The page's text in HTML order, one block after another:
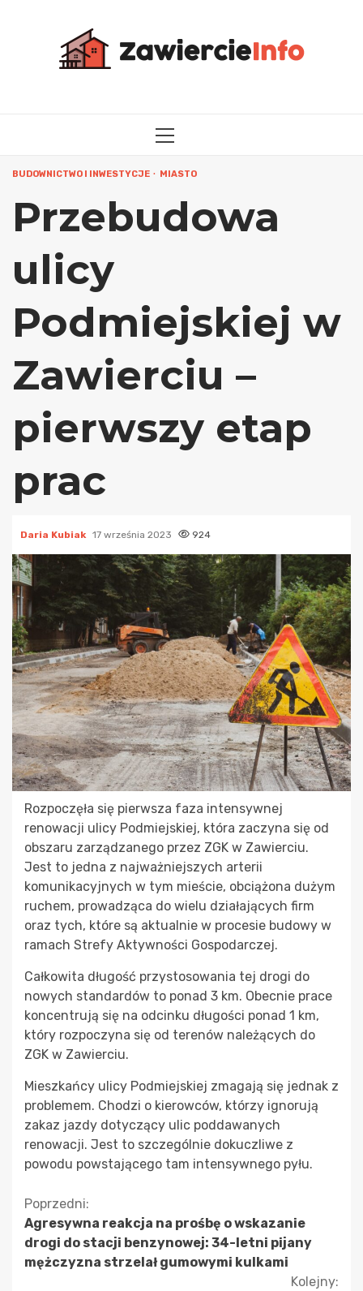
MENU
BUDOWNICTWO I INWESTYCJE MIASTO
Przebudowa
ulicy
Podmiejskiej w
Zawierciu –
pierwszy etap
prac
Daria Kubiak 17 września 2023 924
Rozpoczęła się pierwsza faza intensywnej
renowacji ulicy Podmiejskiej, która zaczyna się od
obszaru zarządzanego przez ZGK w Zawierciu.
Jest to jedna z najważniejszych arterii
komunikacyjnych w tym mieście, obciążona dużym
ruchem, prowadząca do wielu działających firm
oraz tych, które są aktualnie w procesie budowy w
ramach Strefy Aktywności Gospodarczej.
Całkowita długość przystosowania tej drogi do
nowych standardów to ponad 3 km. Obecnie prace
koncentrują się na odcinku długości ponad 1 km,
który rozpoczyna się od terenów należących do
ZGK w Zawierciu.
Mieszkańcy ulicy Podmiejskiej zmagają się jednak z
problemem. Chodzi o kierowców, którzy ignorują
zakaz jazdy dotyczący ulic poddawanych
renowacji. Jest to szczególnie dokuczliwe z
powodu powstającego tam intensywnego pyłu.
Kontynuuj
czytanie
Poprzedni:
Agresywna reakcja na prośbę o wskazanie
drogi do stacji benzynowej: 34-letni pijany
mężczyzna strzelał gumowymi kulkami
Kolejny: